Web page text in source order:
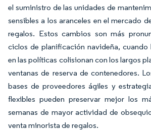
el suministro de las unidades de
sensibles a los aranceles en el mercado
regalos. Estos cambios son más
ciclos de planificación navideña,
en las políticas colisionan con los largos
ventanas de reserva de contenedores.
bases de proveedores ágiles y
flexibles pueden preservar mejor los
semanas de mayor actividad de
venta minorista de regalos.